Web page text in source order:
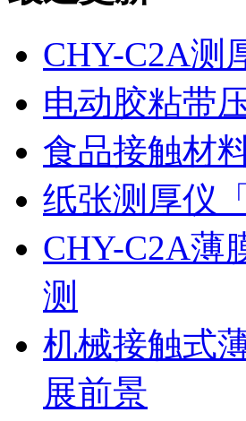
CHY-C2A测
电动胶粘带
食品接触材
纸张测厚仪
CHY-C2A薄
测
机械接触式
展前景